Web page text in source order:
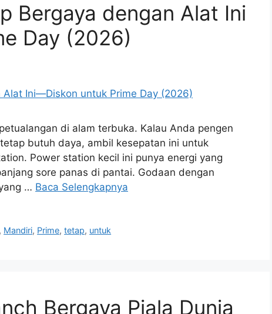
Bergaya dengan Alat Ini
Day (2026)
di alam terbuka. Kalau Anda pengen
butuh daya, ambil kesepatan ini untuk
Power station kecil ini punya energi yang
sore panas di pantai. Godaan dengan
… Baca Selengkapnya
, Mandiri, Prime,tetap, untuk
Bergaya Piala Dunia